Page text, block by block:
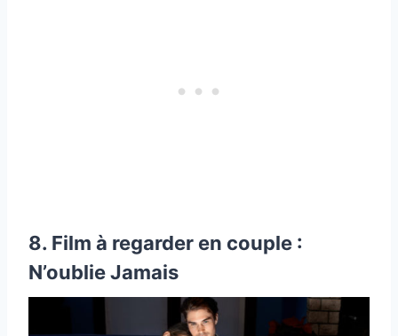
8. Film à regarder en couple :
N’oublie Jamais